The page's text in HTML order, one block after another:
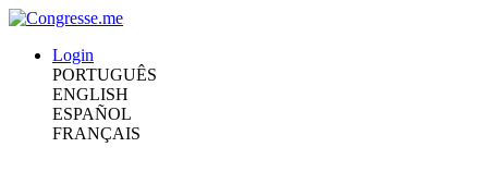
Login
PORTUGUÊS
ENGLISH
ESPAÑOL
FRANÇAIS